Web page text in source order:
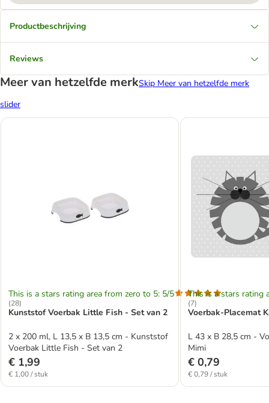
Productbeschrijving
Reviews
Meer van hetzelfde merkSkip Meer van hetzelfde merk
slider
This is a stars rating area from zero to 5: 5/5
(28)
Kunststof Voerbak Little Fish - Set van 2
2 x 200 ml, L 13,5 x B 13,5 cm - Kunststof
Voerbak Little Fish - Set van 2
€ 1,99
€ 1,00 / stuk
This is a stars rating
(7)
Voerbak-Placemat
L 43 x B 28,5 cm -
Mimi
€ 0,79
€ 0,79 / stuk